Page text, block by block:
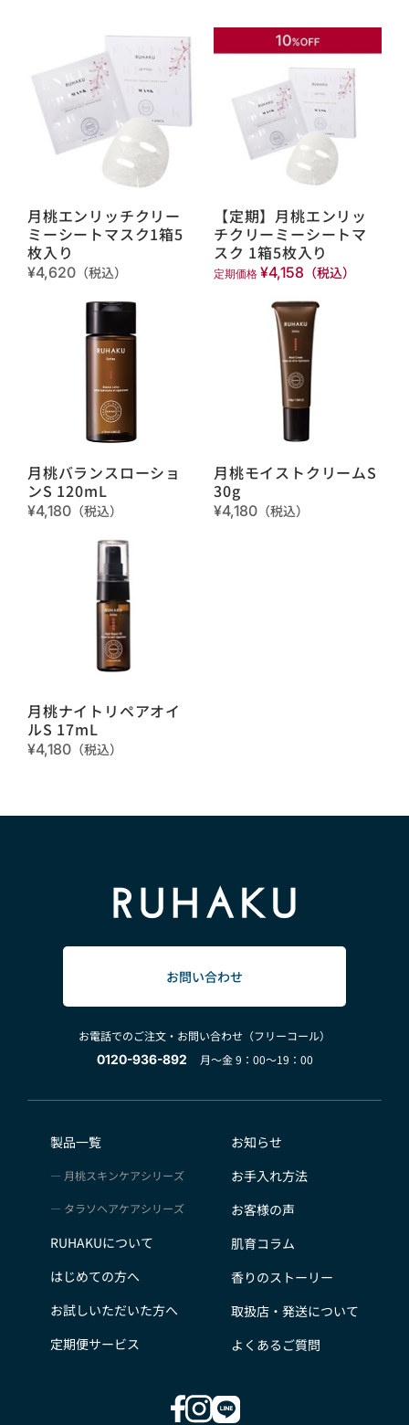
月桃エンリッチクリー
ミーシートマスク1箱5
枚入り
¥4,620 （税込）
【定期】月桃エンリッ
チクリーミーシートマ
スク 1箱5枚入り
定期価格 ¥4,158 （税込）
月桃バランスローショ
ンS 120mL
¥4,180 （税込）
月桃モイストクリームS
30g
¥4,180 （税込）
月桃ナイトリペアオイ
ルS 17mL
¥4,180 （税込）
お問い合わせ
お電話でのご注文・お問い合わせ（フリーコール）
0120-936-892
月～金 9：00～19：00
製品一覧
月桃スキンケアシリーズ
タラソヘアケアシリーズ
RUHAKUについて
はじめての方へ
お試しいただいた方へ
定期便サービス
お知らせ
お手入れ方法
お客様の声
肌育コラム
香りのストーリー
取扱店・発送について
よくあるご質問